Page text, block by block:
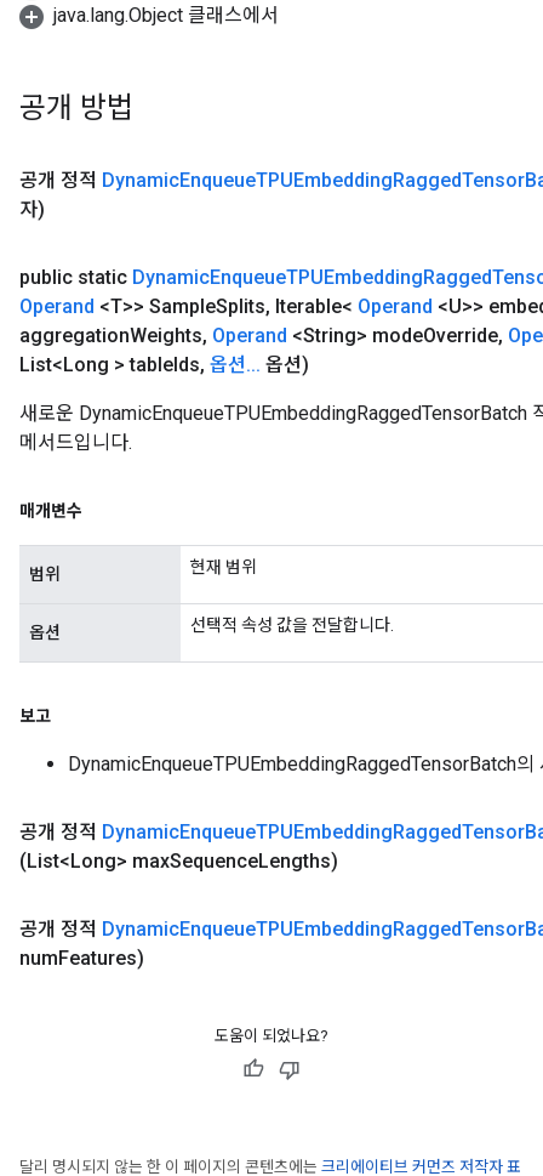
java.lang.Object 클래스에서
공개 방법
공개 정적 DynamicEnqueueTPUEmbeddingRaggedTensor
자)
public static DynamicEnqueueTPUEmbeddingRagged
Operand <T>> SampleSplits, Iterable< Operand <U>>
aggregationWeights, Operand <String> modeOverride,
List<Long > tableIds, 옵션... 옵션)
새로운 DynamicEnqueueTPUEmbeddingRaggedTensorBatch
메서드입니다.
매개변수
범위 현재 범위
옵션 선택적 속성 값을 전달합니다.
보고
DynamicEnqueueTPUEmbeddingRaggedTensorBatch의
공개 정적 DynamicEnqueueTPUEmbeddingRaggedTensor
(List<Long> maxSequenceLengths)
공개 정적 DynamicEnqueueTPUEmbeddingRaggedTensor
numFeatures)
도움이 되었나요?
달리 명시되지 않는 한 이 페이지의 콘텐츠에는 크리에이티브 커먼즈 저작자 표